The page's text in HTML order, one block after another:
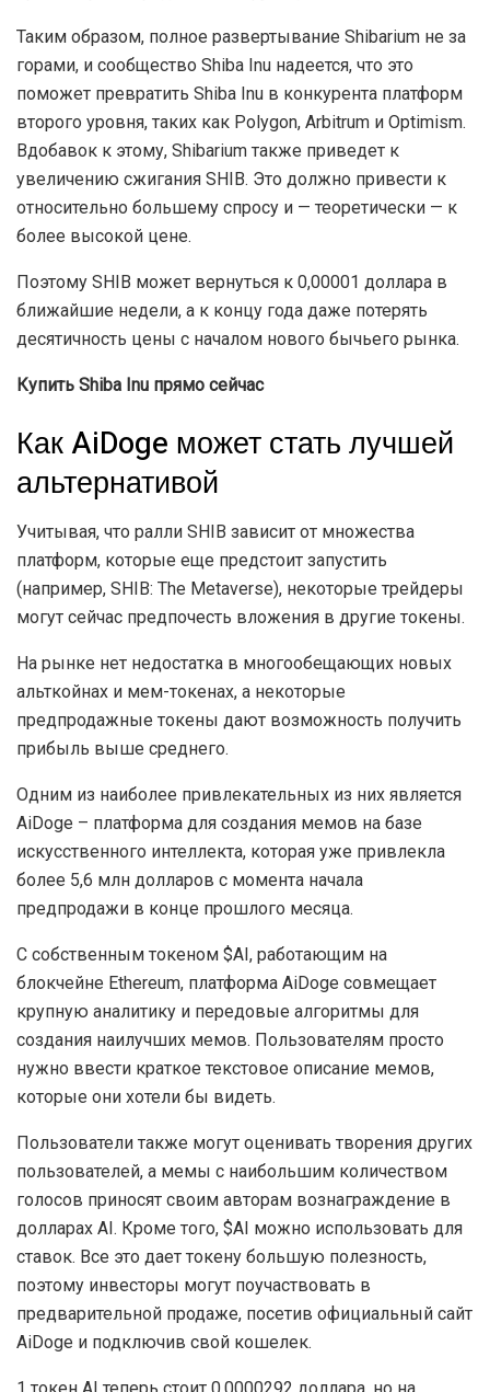
Таким образом, полное развертывание Shibarium не за
горами, и сообщество Shiba Inu надеется, что это
поможет превратить Shiba Inu в конкурента платформ
второго уровня, таких как Polygon, Arbitrum и Optimism.
Вдобавок к этому, Shibarium также приведет к
увеличению сжигания SHIB. Это должно привести к
относительно большему спросу и — теоретически — к
более высокой цене.
Поэтому SHIB может вернуться к 0,00001 доллара в
ближайшие недели, а к концу года даже потерять
десятичность цены с началом нового бычьего рынка.
Купить Shiba Inu прямо сейчас
Как AiDoge может стать лучшей
альтернативой
Учитывая, что ралли SHIB зависит от множества
платформ, которые еще предстоит запустить
(например, SHIB: The Metaverse), некоторые трейдеры
могут сейчас предпочесть вложения в другие токены.
На рынке нет недостатка в многообещающих новых
альткойнах и мем-токенах, а некоторые
предпродажные токены дают возможность получить
прибыль выше среднего.
Одним из наиболее привлекательных из них является
AiDoge – платформа для создания мемов на базе
искусственного интеллекта, которая уже привлекла
более 5,6 млн долларов с момента начала
предпродажи в конце прошлого месяца.
С собственным токеном $AI, работающим на
блокчейне Ethereum, платформа AiDoge совмещает
крупную аналитику и передовые алгоритмы для
создания наилучших мемов. Пользователям просто
нужно ввести краткое текстовое описание мемов,
которые они хотели бы видеть.
Пользователи также могут оценивать творения других
пользователей, а мемы с наибольшим количеством
голосов приносят своим авторам вознаграждение в
долларах AI. Кроме того, $AI можно использовать для
ставок. Все это дает токену большую полезность,
поэтому инвесторы могут поучаствовать в
предварительной продаже, посетив официальный сайт
AiDoge и подключив свой кошелек.